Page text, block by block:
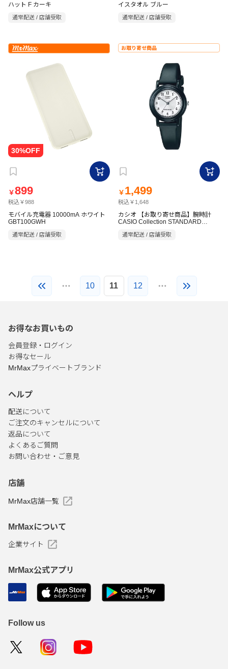
ハット F カーキ
通常配送 / 店舗受取
イスタオル ブルー
通常配送 / 店舗受取
￥899
税込￥988
モバイル充電器 10000mA ホワイト
GBT100GWH
通常配送 / 店舗受取
お取り寄せ商品
￥ 1,499
税込￥1,648
カシオ 【お取り寄せ商品】腕時計
CASIO Collection STANDARD
通常配送 / 店舗受取
10 11 12
お得なお買いもの
会員登録・ログイン
お得なセール
MrMaxプライベートブランド
ヘルプ
配送について
ご注文のキャンセルについて
返品について
よくあるご質問
お問い合わせ・ご意見
店舗
MrMax店舗一覧
MrMaxについて
企業サイト
MrMax公式アプリ
Follow us